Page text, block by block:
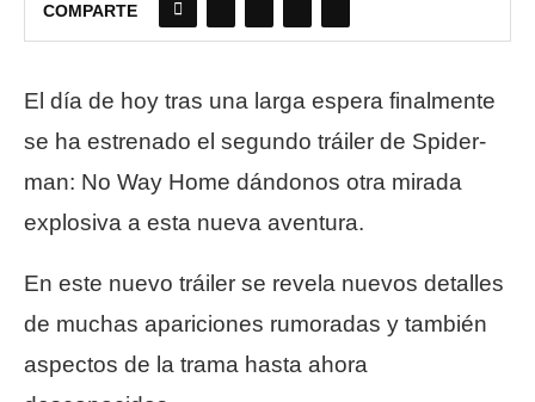
COMPARTE
El día de hoy tras una larga espera finalmente
se ha estrenado el segundo tráiler de Spider-
man: No Way Home dándonos otra mirada
explosiva a esta nueva aventura.
En este nuevo tráiler se revela nuevos detalles
de muchas apariciones rumoradas y también
aspectos de la trama hasta ahora